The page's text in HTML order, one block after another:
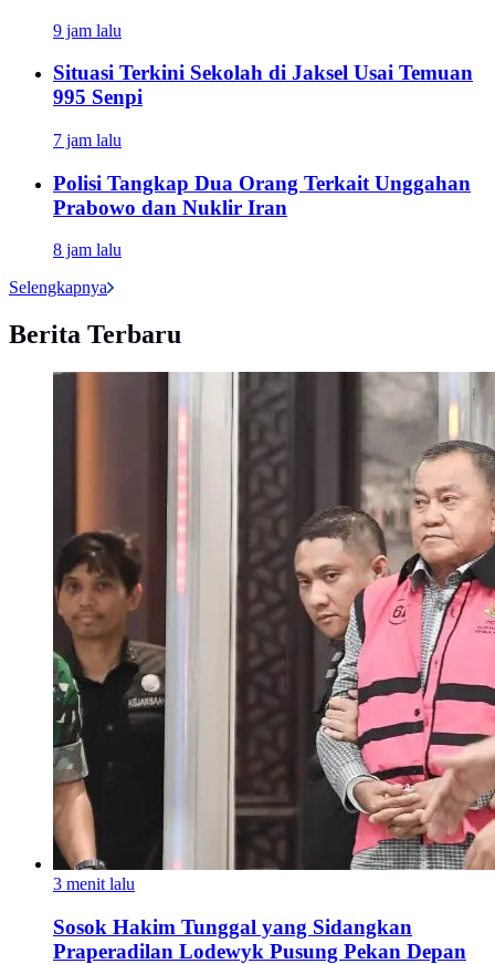
9 jam lalu
Situasi Terkini Sekolah di Jaksel Usai Temuan
995 Senpi
7 jam lalu
Polisi Tangkap Dua Orang Terkait Unggahan
Prabowo dan Nuklir Iran
8 jam lalu
Selengkapnya
Berita Terbaru
3 menit lalu
Sosok Hakim Tunggal yang Sidangkan
Praperadilan Lodewyk Pusung Pekan Depan